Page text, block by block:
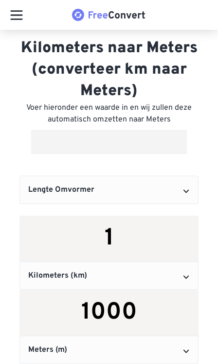
Kilometers naar Meters
(converteer km naar
Meters)
Voer hieronder een waarde in en wij zullen deze
automatisch omzetten naar Meters